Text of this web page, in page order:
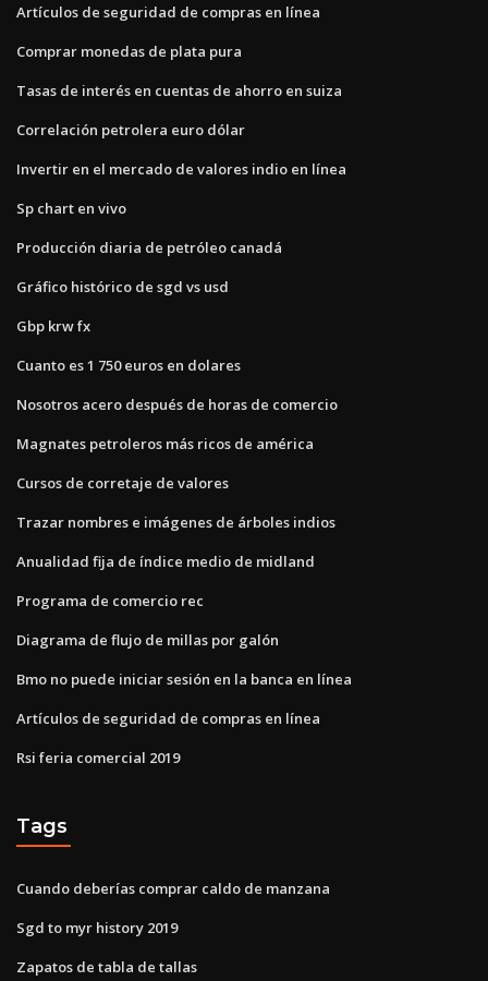
Artículos de seguridad de compras en línea
Comprar monedas de plata pura
Tasas de interés en cuentas de ahorro en suiza
Correlación petrolera euro dólar
Invertir en el mercado de valores indio en línea
Sp chart en vivo
Producción diaria de petróleo canadá
Gráfico histórico de sgd vs usd
Gbp krw fx
Cuanto es 1 750 euros en dolares
Nosotros acero después de horas de comercio
Magnates petroleros más ricos de américa
Cursos de corretaje de valores
Trazar nombres e imágenes de árboles indios
Anualidad fija de índice medio de midland
Programa de comercio rec
Diagrama de flujo de millas por galón
Bmo no puede iniciar sesión en la banca en línea
Artículos de seguridad de compras en línea
Rsi feria comercial 2019
Tags
Cuando deberías comprar caldo de manzana
Sgd to myr history 2019
Zapatos de tabla de tallas